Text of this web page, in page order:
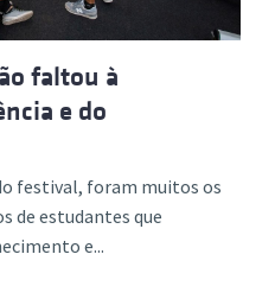
faltou à
e do
festival, foram muitos os
de estudantes que
e...